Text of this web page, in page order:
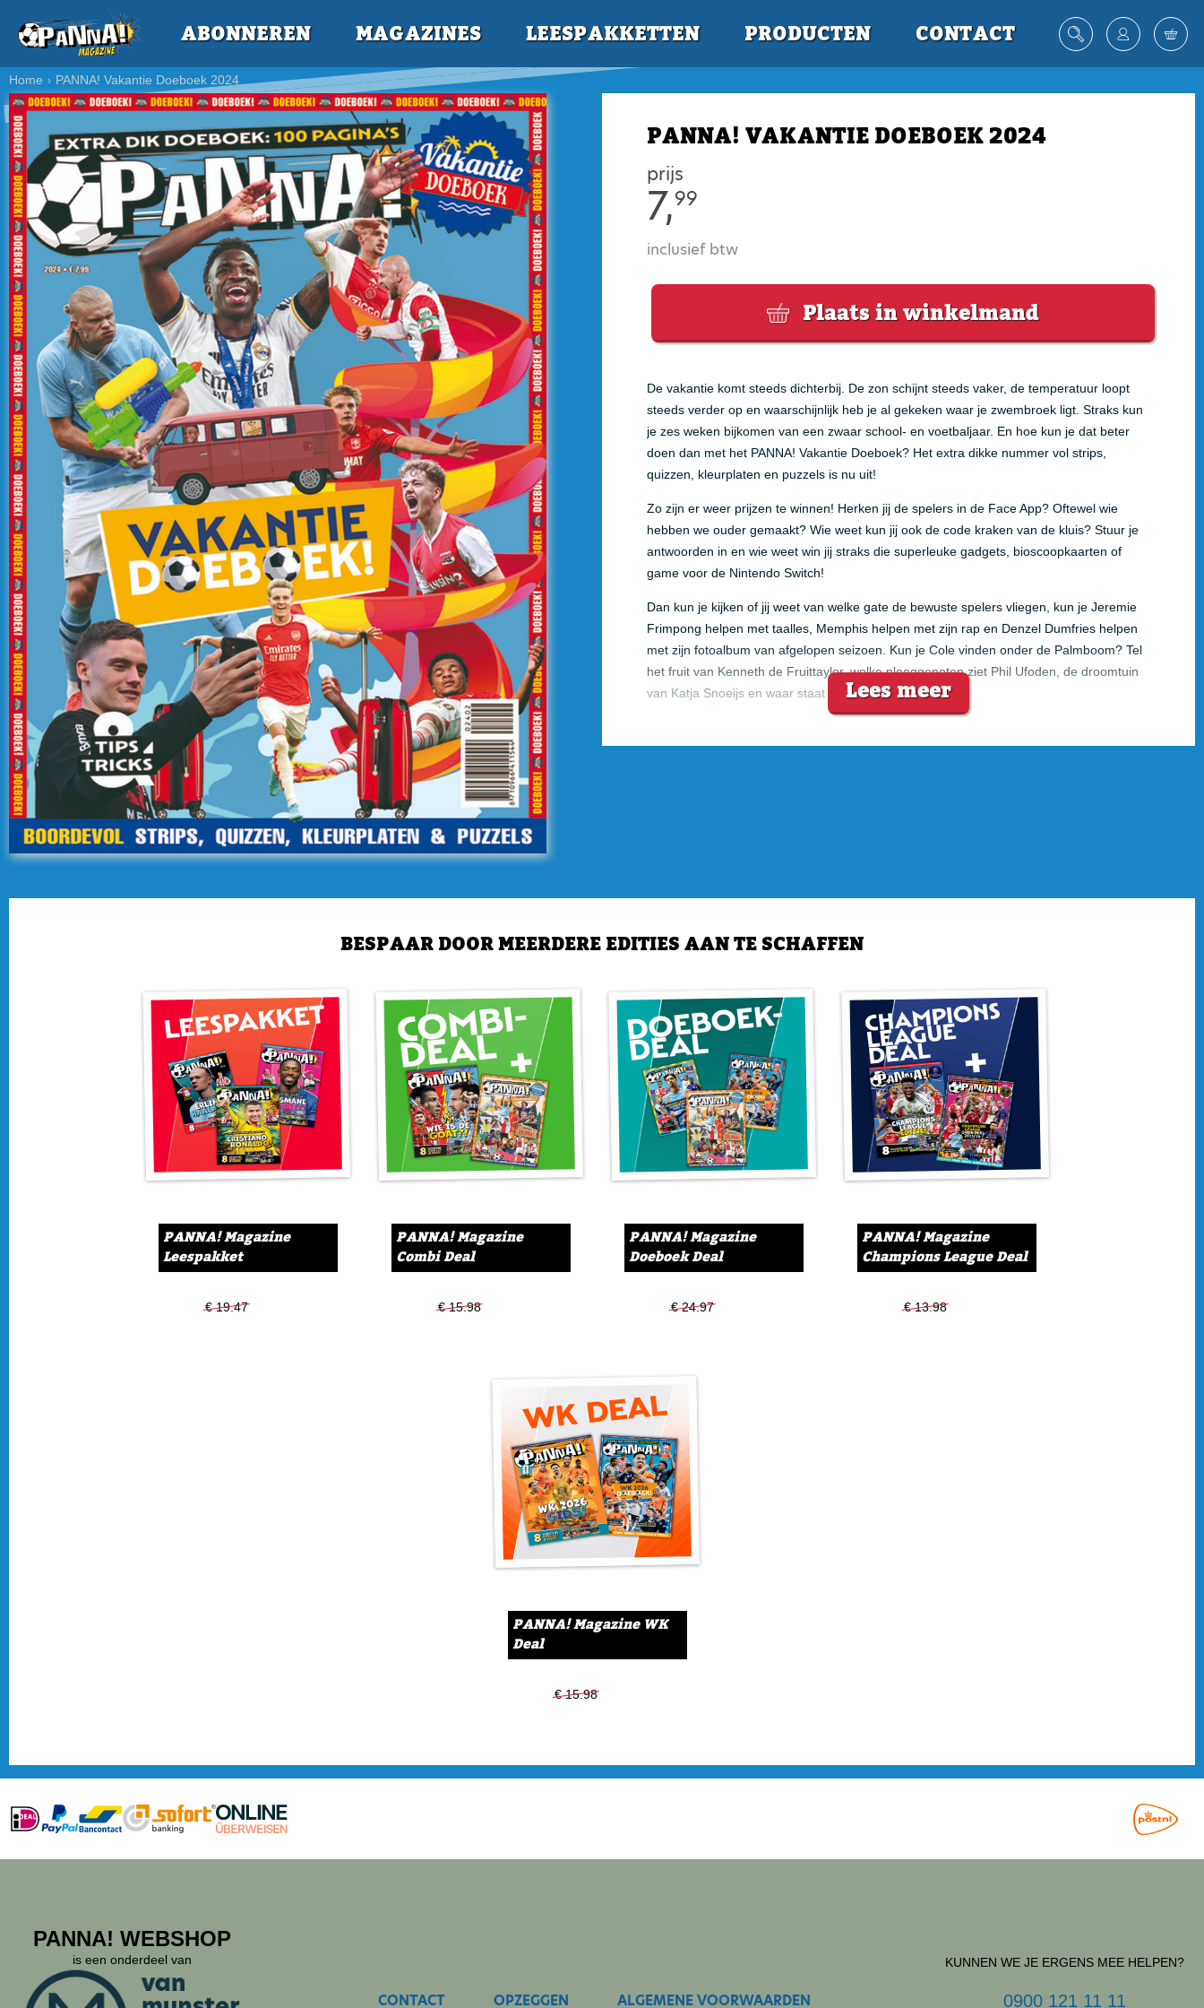
ABONNEREN MAGAZINES LEESPAKKETTEN PRODUCTEN CONTACT
Home › PANNA! Vakantie Doeboek 2024
PANNA! VAKANTIE DOEBOEK 2024
prijs
7,99
inclusief btw
Plaats in winkelmand
De vakantie komt steeds dichterbij. De zon schijnt steeds vaker, de temperatuur loopt
steeds verder op en waarschijnlijk heb je al gekeken waar je zwembroek ligt. Straks kun
je zes weken bijkomen van een zwaar school- en voetbaljaar. En hoe kun je dat beter
doen dan met het PANNA! Vakantie Doeboek? Het extra dikke nummer vol strips,
quizzen, kleurplaten en puzzels is nu uit!
Zo zijn er weer prijzen te winnen! Herken jij de spelers in de Face App? Oftewel wie
hebben we ouder gemaakt? Wie weet kun jij ook de code kraken van de kluis? Stuur je
antwoorden in en wie weet win jij straks die superleuke gadgets, bioscoopkaarten of
game voor de Nintendo Switch!
Dan kun je kijken of jij weet van welke gate de bewuste spelers vliegen, kun je Jeremie
Frimpong helpen met taalles, Memphis helpen met zijn rap en Denzel Dumfries helpen
met zijn fotoalbum van afgelopen seizoen. Kun je Cole vinden onder de Palmboom? Tel
het fruit van Kenneth de Fruittaylor, welke ploeggenoten ziet Phil Ufoden, de droomtuin
van Katja Snoeijs en waar staat Sherida in de spits?
Depay ontwerpen, nieuwe logo's inkleuren van je favoriete clubs, knip het Brian
Niet! Eigenlijk een ouderwets spelletje Erger Je Niet, maar dan op de PANNA!-manier.
De Grote Doeboek Quiz!
Ben jij een echt voetbaldier? Een echte kenner? Dan kun je de Grote Doeboek Quiz vast
haast foutloos spelen. Liefst 33 vragen krijg je voor de kiezen. Mocht je het antwoord
echt niet weten, kun je achterin de oplossingen vinden. Weet jij hoe de keeper van PSV
heet? Welke prijs Erik ten Hag afgelopen seizoen won? Of wat de oudste profclub van
Nederland is? Blader dan snel naar pagina 48.
Voetballers van AliExpress!
websites als AliExpress en Temu. Clubs met een klein budget kunnen op deze websites
alsnog sterspelers scoren. Kun jij raden welke voetballers AliExpress allemaal op
voorraad heeft? Op welke topvoetballers lijken de mensen op deze foto's?
Bouw je eigen stadion!
Het bestuur van jouw favoriete club is het stadion meer dan zat. Tijd voor een nieuwe
voetbaltempel! Jij bent gevraagd om deze klus te klaren! In het Doeboek vind je zes
pagina's waarin je kunt ontwerpen, kleuren, tekenen en bouwen aan het
spiksplinternieuwe stadion. Welke keuzes ga je maken?
Lees meer
BESPAAR DOOR MEERDERE EDITIES AAN TE SCHAFFEN
PANNA! Magazine
Leespakket
€ 19.47€ 14.99
PANNA! Magazine
Combi Deal
€ 15.98€ 12.99
PANNA! Magazine
Doeboek Deal
€ 24.97€ 18.49
PANNA! Magazine
Champions League Deal
€ 13.98€ 11.99
PANNA! Magazine WK
Deal
€ 15.98€ 13.99
PANNA! WEBSHOP
is een onderdeel van
CONTACT OPZEGGEN ALGEMENE VOORWAARDEN
KUNNEN WE JE ERGENS MEE HELPEN?
0900 121 11 11